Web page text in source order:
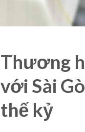
Thương
với Sài
thế kỷ